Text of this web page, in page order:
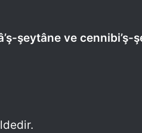
şeytâne ve cennibi’ş-